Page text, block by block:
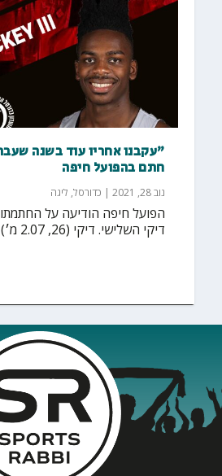
"עקבנו אחריו עוד בשנה
חתם בהפועל חיפה
נוב 28, 2021 | כדורסל, ליגה
הפועל חיפה הודיעה על
דיקי השלישי. דיקי (26, 2.07 מ׳), שיחק ארבע שנים...